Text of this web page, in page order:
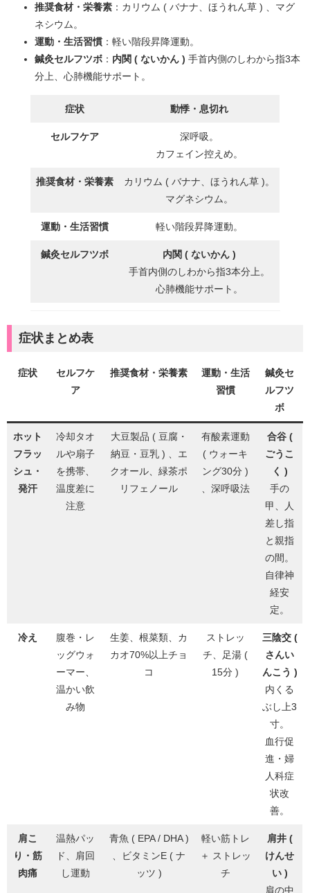
推奨食材・栄養素 ：カリウム ( バナナ、ほうれん草 ) 、マグ
ネシウム。
運動・生活習慣 ：軽い階段昇降運動。
鍼灸セルフツボ ： 内関 ( ないかん ) 手首内側のしわから指3本
分上、心肺機能サポート。
症状 動悸・息切れ
セルフケア
深呼吸。
カフェイン控えめ。
推奨食材・栄養素
カリウム ( バナナ、ほうれん草 )。
マグネシウム。
運動・生活習慣 軽い階段昇降運動。
鍼灸セルフツボ
内関 ( ないかん )
手首内側のしわから指3本分上。
心肺機能サポート。
症状まとめ表
症状
セルフケ
ア
推奨食材・栄養素
運動・生活
習慣
鍼灸セ
ルフツ
ボ
ホット
フラッ
シュ・
発汗
冷却タオ
ルや扇子
を携帯、
温度差に
注意
大豆製品 ( 豆腐・
納豆・豆乳 ) 、エ
クオール、緑茶ポ
リフェノール
有酸素運動
( ウォーキ
ング30分 )
、深呼吸法
合谷 (
ごうこ
く )
手の
甲、人
差し指
と親指
の間。
自律神
経安
定。
冷え
腹巻・レ
ッグウォ
ーマー、
温かい飲
み物
生姜、根菜類、カ
カオ70%以上チョ
コ
ストレッ
チ、足湯 (
15分 )
三陰交 (
さんい
んこう )
内くる
ぶし上3
寸。
血行促
進・婦
人科症
状改
善。
肩こ
り・筋
肉痛
温熱パッ
ド、肩回
し運動
青魚 ( EPA / DHA )
、ビタミンE ( ナ
ッツ )
軽い筋トレ
＋ ストレッ
チ
肩井 (
けんせ
い )
肩の中